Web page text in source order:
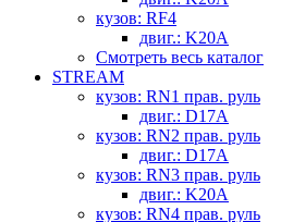
кузов: RF4
двиг.: K20A
Смотреть весь каталог
STREAM
кузов: RN1 прав. руль
двиг.: D17A
кузов: RN2 прав. руль
двиг.: D17A
кузов: RN3 прав. руль
двиг.: K20A
кузов: RN4 прав. руль